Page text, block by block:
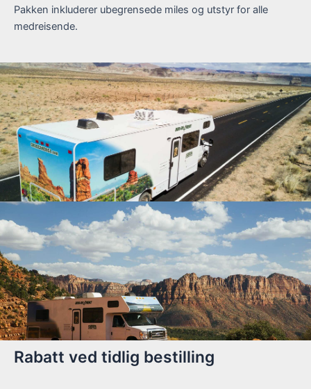
Pakken inkluderer ubegrensede miles og utstyr for alle
medreisende.
Rabatt ved tidlig bestilling